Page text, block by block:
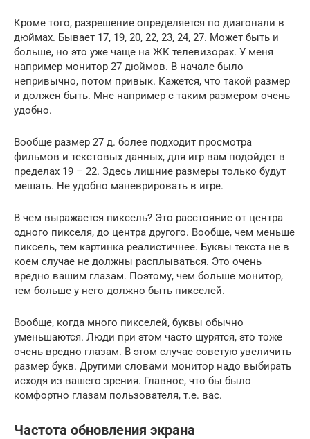
Кроме того, разрешение определяется по диагонали в
дюймах. Бывает 17, 19, 20, 22, 23, 24, 27. Может быть и
больше, но это уже чаще на ЖК телевизорах. У меня
например монитор 27 дюймов. В начале было
непривычно, потом привык. Кажется, что такой размер
и должен быть. Мне например с таким размером очень
удобно.
Вообще размер 27 д. более подходит просмотра
фильмов и текстовых данных, для игр вам подойдет в
пределах 19 – 22. Здесь лишние размеры только будут
мешать. Не удобно маневрировать в игре.
В чем выражается пиксель? Это расстояние от центра
одного пикселя, до центра другого. Вообще, чем меньше
пиксель, тем картинка реалистичнее. Буквы текста не в
коем случае не должны расплываться. Это очень
вредно вашим глазам. Поэтому, чем больше монитор,
тем больше у него должно быть пикселей.
Вообще, когда много пикселей, буквы обычно
уменьшаются. Люди при этом часто щурятся, это тоже
очень вредно глазам. В этом случае советую увеличить
размер букв. Другими словами монитор надо выбирать
исходя из вашего зрения. Главное, что бы было
комфортно глазам пользователя, т.е. вас.
Частота обновления экрана